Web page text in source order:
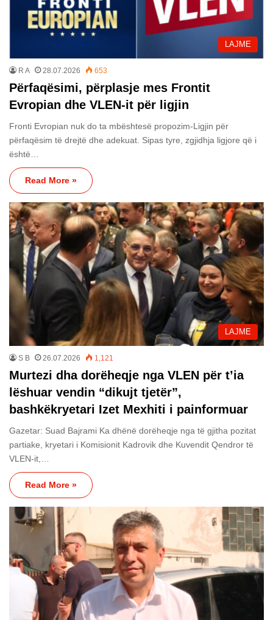
LAJME
R A 28.07.2026 653
Përfaqësimi, përplasje mes Frontit
Evropian dhe VLEN-it për ligjin
Fronti Evropian nuk do ta mbështesë propozim-Ligjin për
përfaqësim të drejtë dhe adekuat. Sipas tyre, zgjidhja ligjore që i
është…
Read More »
LAJME
S B 26.07.2026 1,121
Murtezi dha dorëheqje nga VLEN për t’ia
lëshuar vendin “dikujt tjetër”,
bashkëkryetari Izet Mexhiti i painformuar
Gazetar: Suad Bajrami Ka dhënë dorëheqje nga të gjitha pozitat
partiake, kryetari i Komisionit Kadrovik dhe Kuvendit Qendror të
VLEN-it,…
Read More »